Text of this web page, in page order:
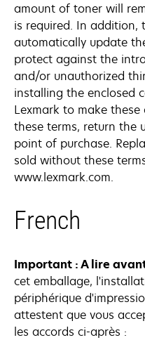
amount of toner will
is required. In addition,
automatically update
protect against the
and/or unauthorized
installing the enclosed
Lexmark to make these
these terms, return the
point of purchase.
sold without these
www.lexmark.com.
French
Important : A lire
cet emballage,
périphérique
attestent que vous
les accords ci-après :